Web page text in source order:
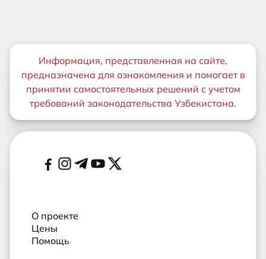
Важная информация
Информация, представленная на сайте,
предназначена для ознакомления и помогает в
принятии самостоятельных решений с учетом
требований законодательства Узбекистана.
Дополнительные ссылки
Социальные сети
О проекте
Цены
Помощь